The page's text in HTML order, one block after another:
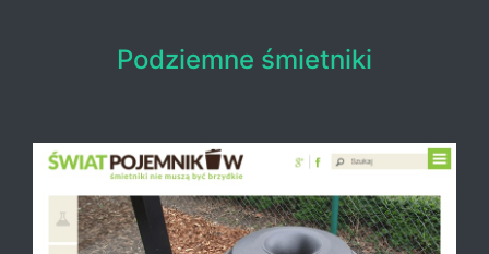
Podziemne śmietniki